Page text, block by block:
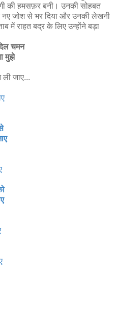
की हमसफ़र बनी। उनकी सोहबत
नए जोश से भर दिया और उनकी लेखनी
में राहत बद्र के लिए उन्होंने बड़ा
चमन
मुझे
जाए...